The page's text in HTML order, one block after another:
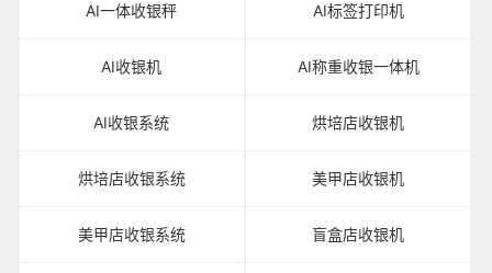
AI一体收银秤 AI标签打印机
AI收银机 AI称重收银一体机
AI收银系统 烘培店收银机
烘培店收银系统 美甲店收银机
美甲店收银系统 盲盒店收银机